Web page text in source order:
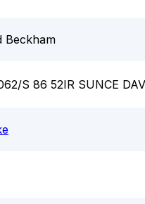
Beckham
S 86 52IR SUNCE